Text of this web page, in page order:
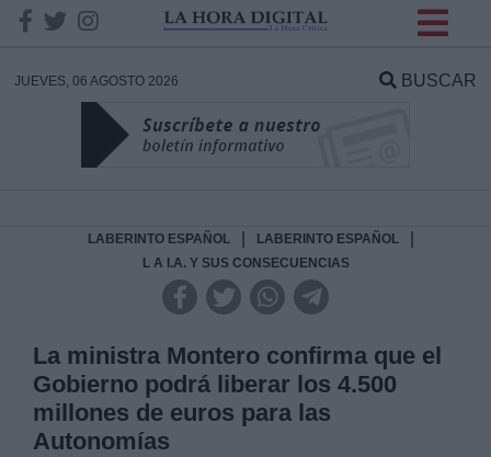
JUEVES, 06 AGOSTO 2026 BUSCAR
LABERINTO ESPAÑOL LABERINTO ESPAÑOL
L A I.A. Y SUS CONSECUENCIAS
La ministra Montero confirma que el
Gobierno podrá liberar los 4.500
millones de euros para las
Autonomías
DATOS
Responsable:
Destinatarios: